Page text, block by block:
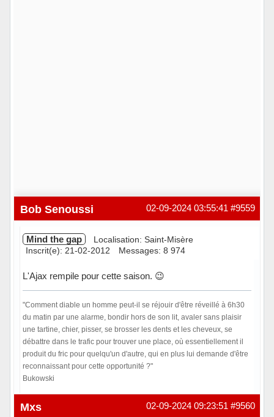
#9559
02-09-2024 03:55:41
Bob Senoussi
Mind the gap
Localisation: Saint-Misère
Inscrit(e): 21-02-2012
Messages: 8 974
L'Ajax rempile pour cette saison. 😉
"Comment diable un homme peut-il se réjouir d'être réveillé à 6h30
du matin par une alarme, bondir hors de son lit, avaler sans plaisir
une tartine, chier, pisser, se brosser les dents et les cheveux, se
débattre dans le trafic pour trouver une place, où essentiellement il
produit du fric pour quelqu'un d'autre, qui en plus lui demande d'être
reconnaissant pour cette opportunité ?"
Bukowski
Hors ligne #9560
02-09-2024 09:23:51
Mxs